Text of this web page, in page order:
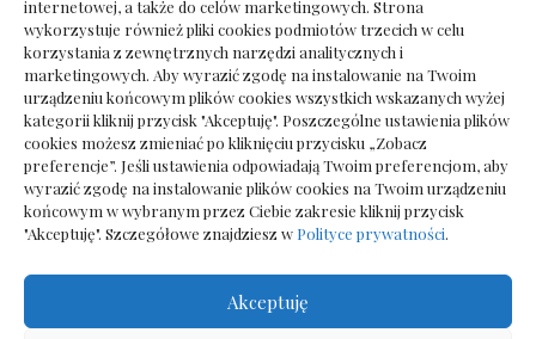
internetowej, a także do celów marketingowych. Strona
wykorzystuje również pliki cookies podmiotów trzecich w celu
korzystania z zewnętrznych narzędzi analitycznych i
marketingowych. Aby wyrazić zgodę na instalowanie na Twoim
urządzeniu końcowym plików cookies wszystkich wskazanych wyżej
kategorii kliknij przycisk "Akceptuję". Poszczególne ustawienia plików
cookies możesz zmieniać po kliknięciu przycisku „Zobacz
preferencje”. Jeśli ustawienia odpowiadają Twoim preferencjom, aby
wyrazić zgodę na instalowanie plików cookies na Twoim urządzeniu
końcowym w wybranym przez Ciebie zakresie kliknij przycisk
"Akceptuję". Szczegółowe znajdziesz w Polityce prywatności.
Akceptuję